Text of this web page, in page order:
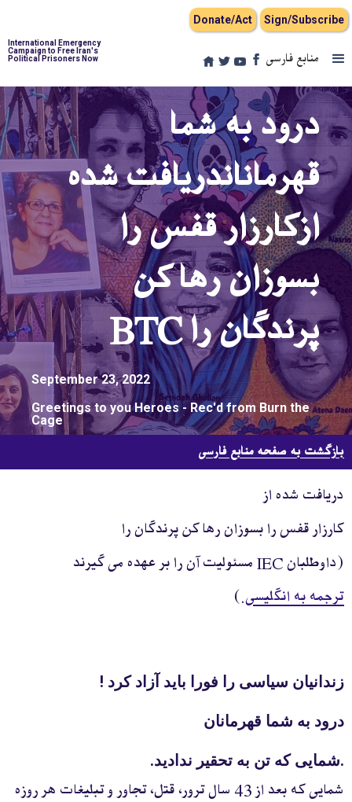
Donate/Act Sign/Subscribe
International Emergency
Campaign to Free Iran's
Political Prisoners Now
منابع فارسی
درود به شما
قهرماناندریافت شده
ازکارزار قفس را
بسوزان رها کن
پرندگان را BTC
September 23, 2022
Greetings to you Heroes - Rec'd from Burn the
Cage
بازگشت به صفحه منابع فارسی
دریافت شده از
کارزار قفس را بسوزان رها کن پرندگان را
(داوطلبان IEC مسئولیت آن را بر عهده می گیرند
ترجمه به انگلیسی.)
زندانيان سياسی را فورا بايد آزاد کرد !
درود به شما قهرمانان
.شمايی که تن به تحقير نداديد.
شمايی که بعد از 43 سال ترور، قتل، تجاور و تبليغات هر روزه